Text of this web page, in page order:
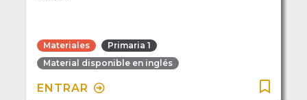
Materiales
Primaria 1
Material disponible en inglés
ENTRAR